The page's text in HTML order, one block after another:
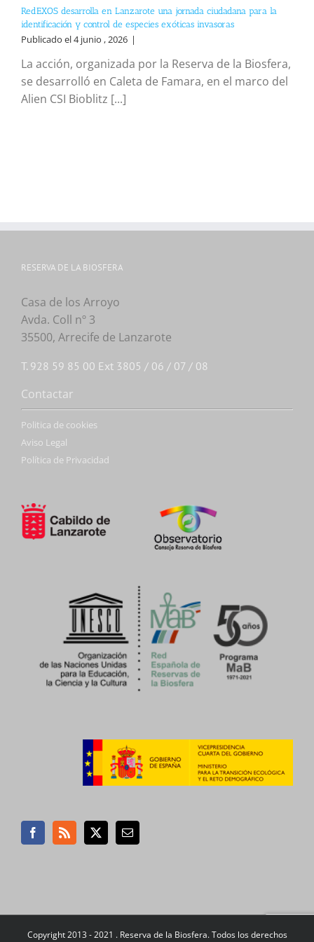
RedEXOS desarrolla en Lanzarote una jornada ciudadana para la
identificación y control de especies exóticas invasoras
Publicado el 4 junio , 2026 |
La acción, organizada por la Reserva de la Biosfera,
se desarrolló en Caleta de Famara, en el marco del
Alien CSI Bioblitz [...]
RESERVA DE LA BIOSFERA
Casa de los Arroyo
Avda. Coll nº 3
35500, Arrecife de Lanzarote
T. 928 59 85 00 Ext 3805 / 06 / 07 / 08
Contactar
Politica de cookies
Aviso Legal
Política de Privacidad
Copyright 2013 - 2021 . Reserva de la Biosfera. Todos los derechos